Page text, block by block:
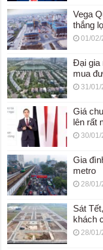
Vega
thắng
01/02/
Đại gia
mua
31/01/
Giá
lên rất
30/01/
Gia
metro
28/01/
Sát
khách
28/01/